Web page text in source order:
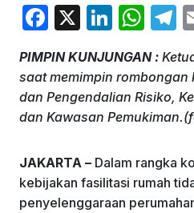
F
c
e
b
o
k
X
Li
k
e
dI
W
at
s
A
p
T
e
a
PIMPIN KUNJUNGAN :
saat memimpin rombongan
dan Pengendalian Risiko,
dan Kawasan
JAKARTA – Dalam rangka
kebijakan fasilitasi rumah
penyelenggaraan